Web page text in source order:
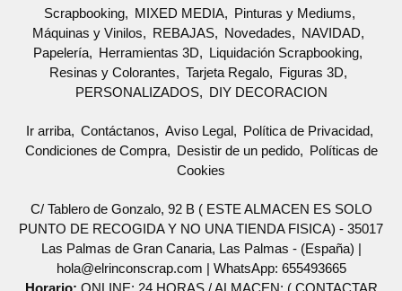
Scrapbooking MIXED MEDIA
Pinturas y Mediums
Máquinas y Vinilos
REBAJAS Novedades
NAVIDAD
Papelería
Herramientas 3D
Liquidación Scrapbooking
Resinas y Colorantes
Tarjeta Regalo
Figuras 3D
PERSONALIZADOS
DIY DECORACION
Ir arriba Contáctanos Aviso Legal
Política de Privacidad
Condiciones de Compra
Desistir de un pedido
Políticas de
Cookies
C/ Tablero de Gonzalo, 92 B ( ESTE ALMACEN ES SOLO
PUNTO DE RECOGIDA Y NO UNA TIENDA FISICA) - 35017
Las Palmas de Gran Canaria, Las Palmas - (España) |
hola@elrinconscrap.com | WhatsApp: 655493665